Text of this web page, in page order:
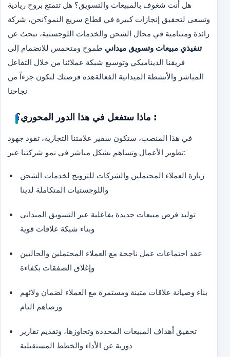
هل أنت شغوف بالمبيعات والتسويق؟ هل تتمتع بروح ريادية
وتسعى لتحقيق إنجازات كبيرة في قطاع سريع النمو؟نحن، شركة
رائدة ومتنامية في مجال الشحن والخدمات اللوجستية، نبحث عن
تنفيذي مبيعات وتسويق ميداني طموح ومتحمس للانضمام إلى
فريقنا الديناميكي وتوسيع شبكة عملائنا من خلال التفاعل
المباشر والأنشطة الميدانية الفعالةهذه فرصتك لتكون جزءاً من
نجاحنا
ماذا ستفعل في هذا الدور المحوري؟ :
في هذا المنصب، ستكون سفير علامتنا التجارية، تقود جهود
تطوير الأعمال وتساهم بشكل مباشر في نمو شركتنا عبر:
زيارة العملاء المحتملين والشركات للترويج لخدمات الشحن
واللوجستيات المتكاملة لدينا
توليد فرص مبيعات جديدة بفاعلية عبر التسويق الميداني
وبناء شبكة علاقات قوية
عقد اجتماعات عمل ناجحة مع العملاء المحتملين والحاليين
وإغلاق الصفقات بكفاءة
بناء وصيانة علاقات متينة ومستمرة مع العملاء لضمان ولائهم
ورضاهم التام
تحقيق أهداف المبيعات المحددة وتجاوزها، وتقديم تقارير
دورية عن الأداء والخطط المستقبلية